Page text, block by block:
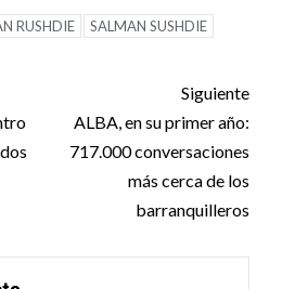
RUSHDIE
SALMAN SUSHDIE
Siguiente
ALBA, en su primer año:
717.000 conversaciones
más cerca de los
barranquilleros